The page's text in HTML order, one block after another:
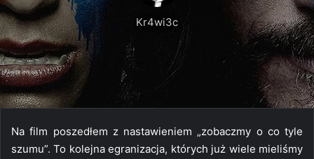
Kr4wi3c
Na film poszedłem z nastawieniem „zobaczmy o co tyle
szumu”. To kolejna egranizacja, których już wiele mieliśmy